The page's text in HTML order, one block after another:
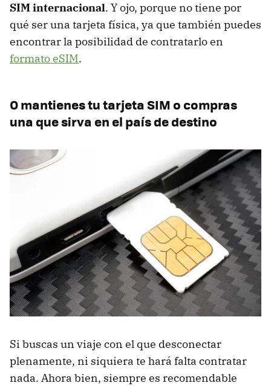
SIM internacional. Y ojo, porque no tiene por
qué ser una tarjeta física, ya que también puedes
encontrar la posibilidad de contratarlo en
formato eSIM.
O mantienes tu tarjeta SIM o compras
una que sirva en el país de destino
Si buscas un viaje con el que desconectar
plenamente, ni siquiera te hará falta contratar
nada. Ahora bien, siempre es recomendable